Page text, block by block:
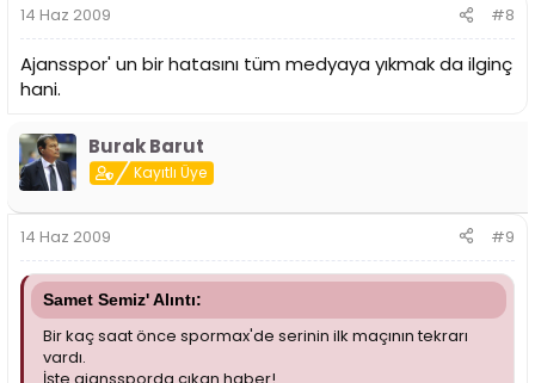
14 Haz 2009 #8
Ajansspor' un bir hatasını tüm medyaya yıkmak da ilginç
hani.
Burak Barut
Kayıtlı Üye
14 Haz 2009 #9
Samet Semiz' Alıntı:
Bir kaç saat önce spormax'de serinin ilk maçının tekrarı
vardı.